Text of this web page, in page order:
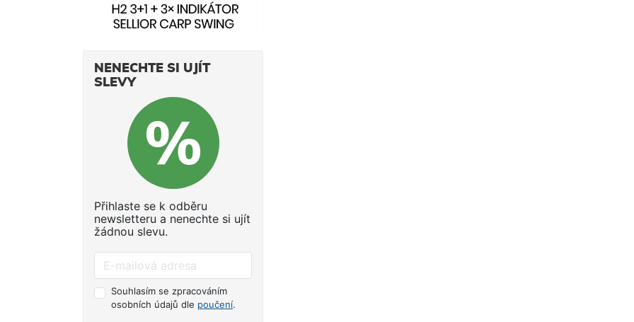
NENECHTE SI UJÍT
SLEVY
Přihlaste se k odběru
newsletteru a nenechte si ujít
žádnou slevu.
Souhlasím se zpracováním
osobních údajů dle poučení.